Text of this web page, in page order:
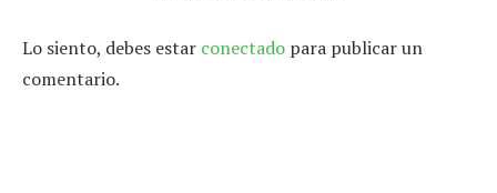
Lo siento, debes estar conectado para publicar un
comentario.